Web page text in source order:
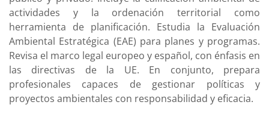
actividades y la ordenación territorial como
herramienta de planificación. Estudia la Evaluación
Ambiental Estratégica (EAE) para planes y programas.
Revisa el marco legal europeo y español, con énfasis en
las directivas de la UE. En conjunto, prepara
profesionales capaces de gestionar políticas y
proyectos ambientales con responsabilidad y eficacia.